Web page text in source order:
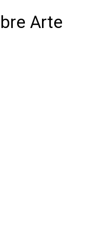
Arte